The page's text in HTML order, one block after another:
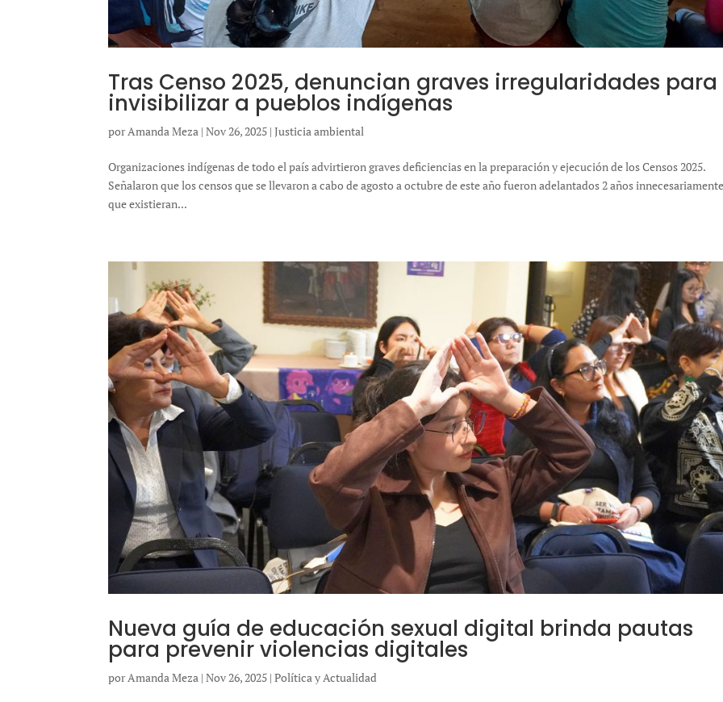
Tras Censo 2025, denuncian graves irregularidades para
invisibilizar a pueblos indígenas
porAmanda Meza |Nov 26, 2025 |Justicia ambiental
Organizaciones indígenas de todo el país advirtieron graves deficiencias en la preparación y ejecución de los Censos 2025.
Señalaron que los censos que se llevaron a cabo de agosto a octubre de este año fueron adelantados 2 años
que existieran...
Nueva guía de educación sexual digital brinda pautas
para prevenir violencias digitales
porAmanda Meza |Nov 26, 2025 |Política y Actualidad